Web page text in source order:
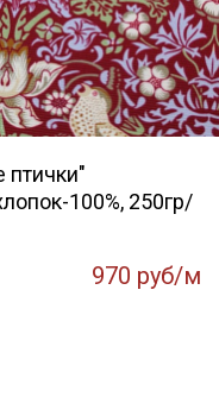
птички"
100%, 250гр/
970 руб/м